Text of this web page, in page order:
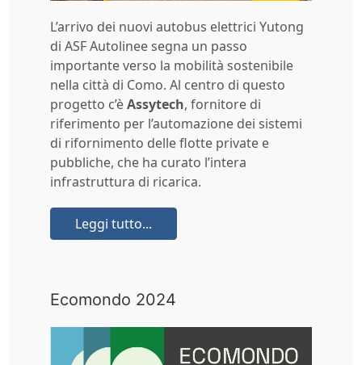
L’arrivo dei nuovi autobus elettrici Yutong
di ASF Autolinee segna un passo
importante verso la mobilità sostenibile
nella città di Como. Al centro di questo
progetto c’èAssytech, fornitore di
riferimento per l’automazione dei sistemi
di rifornimento delle flotte private e
pubbliche, che ha curato l’intera
infrastruttura di ricarica.
Leggi tutto...
Ecomondo 2024